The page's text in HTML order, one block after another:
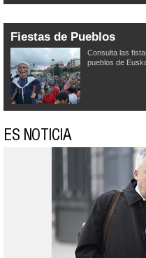
Fiestas de Pueblos
Consulta las
pueblos de
ES NOTICIA